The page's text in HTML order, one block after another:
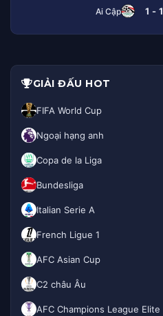
GIẢI ĐẤU HOT
FIFA World Cup
Ngoại hạng anh
Copa de la Liga
Bundesliga
Italian Serie A
French Ligue 1
AFC Asian Cup
C2 châu Âu
AFC Champions League Elite
Ai Cập 1 - 1